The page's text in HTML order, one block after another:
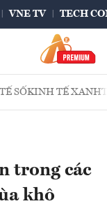
VNE TV TECH
SỐKINH TẾ XANH
trong các
khô